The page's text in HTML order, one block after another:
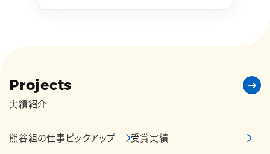
Projects
実績紹介
熊谷組の仕事ピックアップ 受賞実績